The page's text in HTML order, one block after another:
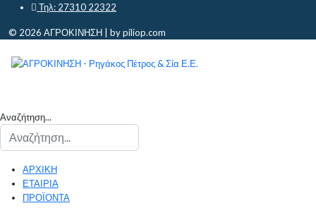
Τηλ: 27310 22322
© 2026 ΑΓΡΟΚΙΝΗΣΗ | by piliop.com
Αναζήτηση...
ΑΡΧΙΚΗ
ΕΤΑΙΡΙΑ
ΠΡΟΪΟΝΤΑ